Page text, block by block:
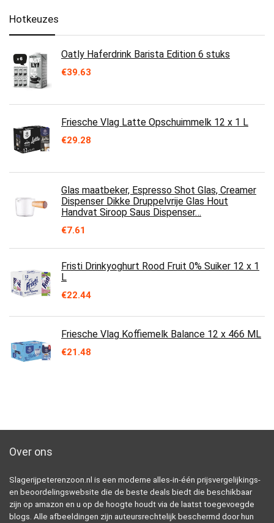
Hotkeuzes
Oatly Haferdrink Barista Edition 6 stuks
€39.63
Friesche Vlag Latte Opschuimmelk 12 x 1 L
€29.28
Glas maatbeker, Espresso Shot Glas, Creamer
Dispenser Dikke Druppelvrije Glas Hout
Handvat Siroop Saus Dispenser…
€7.61
Fristi Drinkyoghurt Rood Fruit 0% Suiker 12 x 1
L
€22.44
Friesche Vlag Koffiemelk Balance 12 x 466 ML
€21.48
Over ons
Slagerijpeterenzoon.nl is een moderne alles-in-één prijsvergelijkings-
en beoordelingswebsite die de beste deals biedt die beschikbaar
zijn op amazon en u op de hoogte houdt via de laatst toegevoegde
blogs. Alle afbeeldingen zijn auteursrechtelijk beschermd door hun